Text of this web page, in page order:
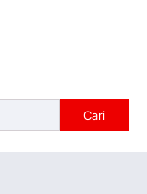
Cari